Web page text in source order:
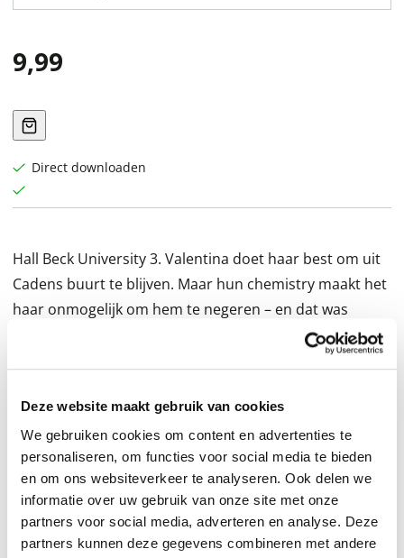
Deze website maakt gebruik van cookies
We gebruiken cookies om content en advertenties te
personaliseren, om functies voor social media te bieden
en om ons websiteverkeer te analyseren. Ook delen we
informatie over uw gebruik van onze site met onze
partners voor social media, adverteren en analyse. Deze
partners kunnen deze gegevens combineren met andere
9,99
Direct downloaden
Hall Beck University 3. Valentina doet haar best om uit
Cadens buurt te blijven. Maar hun chemistry maakt het
haar onmogelijk om hem te negeren – en dat was
Zoals elke zomer laat Valentina Rhodes alle
schoolstress achter zich en duikt in een zonnige wereld
duikt Caden Callahan op in hun zomerhuis, en
verkondigt dat hij bij Valentina op de kamer slaapt. Als
ze had geweten dat ze een paar maanden later bij
dezelfde vriendengroep zouden horen, had ze nooit
met hem die kamer gedeeld – en al helemaal niet haar